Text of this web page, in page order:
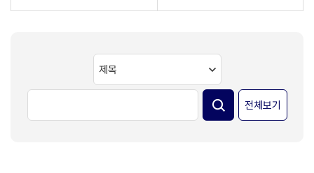
전체보기